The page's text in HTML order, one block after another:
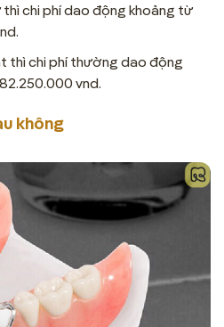
chi phí dao động khoảng từ
thì chi phí thường dao động
vnd.
không